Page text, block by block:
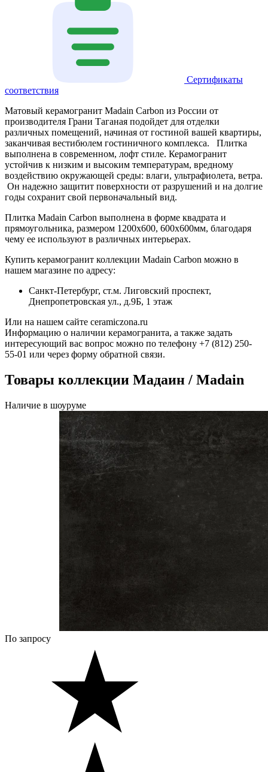
Сертификаты
соответствия
Матовый керамогранит Madain Carbon из России от
производителя Грани Таганая подойдет для отделки
различных помещений, начиная от гостиной вашей квартиры,
заканчивая вестибюлем гостиничного комплекса. Плитка
выполнена в современном, лофт стиле. Керамогранит
устойчив к низким и высоким температурам, вредному
воздействию окружающей среды: влаги, ультрафиолета, ветра.
Он надежно защитит поверхности от разрушений и на долгие
годы сохранит свой первоначальный вид.
Плитка Madain Carbon выполнена в форме квадрата и
прямоугольника, размером 1200х600, 600х600мм, благодаря
чему ее используют в различных интерьерах.
Купить керамогранит коллекции Madain Carbon можно в
нашем магазине по адресу:
Санкт-Петербург, ст.м. Лиговский проспект,
Днепропетровская ул., д.9Б, 1 этаж
Или на нашем сайте ceramiczona.ru
Информацию о наличии керамогранита, а также задать
интересующий вас вопрос можно по телефону +7 (812) 250-
55-01 или через форму обратной связи.
Товары коллекции Мадаин / Madain
Наличие в шоуруме
По запросу